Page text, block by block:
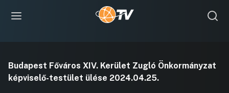
lejátszása
Budapest Főváros XIV. Kerület Zugló Önkormányzat
képviselő-testület ülése 2024.04.25.